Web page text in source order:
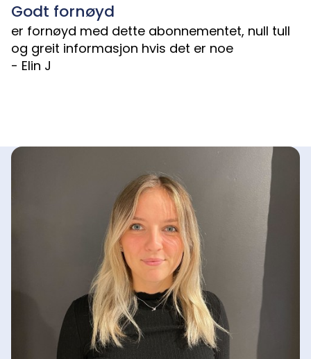
Godt fornøyd
er fornøyd med dette abonnementet, null tull
og greit informasjon hvis det er noe
- Elin J